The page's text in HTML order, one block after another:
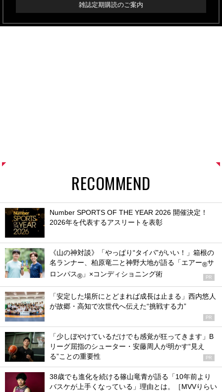
雑誌定期購読のご案内
RECOMMEND
Number SPORTS OF THE YEAR 2026 開催決定！
2026年を代表するアスリートを表彰
《山の神対談》「やっぱり“タイパ”がいい！」箱根の
名ランナー、柏原竜二と神野大地が語る「エアー®サ
ロンパス® 」×コンディショニング術 PR
「安定した場所にとどまれば成長は止まる」西内悠人
が故郷・高知で次世代へ伝えた“挑戦する力”
PR
「少しぼやけているだけでも感覚が狂ってきます」B
リーグ屈指のシューター・安藤周人が明かす“見え
る”ことの重要性
PR
38歳でも進化を続ける篠山竜青が語る「10年前より
バスケが上手くなっている」理由とは。［MVVりらい